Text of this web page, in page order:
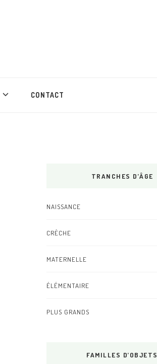
CONTACT
TRANCHES D’ÂGE
NAISSANCE
CRÈCHE
MATERNELLE
ÉLÉMENTAIRE
PLUS GRANDS
FAMILLES D’OBJETS